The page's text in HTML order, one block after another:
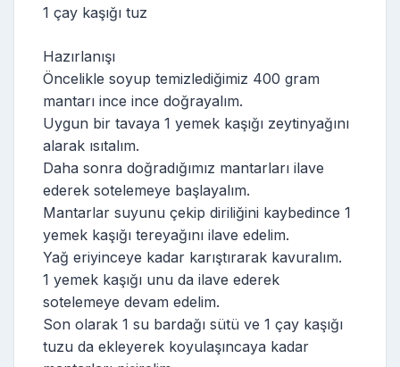
1 çay kaşığı tuz
Hazırlanışı
Öncelikle soyup temizlediğimiz 400 gram
mantarı ince ince doğrayalım.
Uygun bir tavaya 1 yemek kaşığı zeytinyağını
alarak ısıtalım.
Daha sonra doğradığımız mantarları ilave
ederek sotelemeye başlayalım.
Mantarlar suyunu çekip diriliğini kaybedince 1
yemek kaşığı tereyağını ilave edelim.
Yağ eriyinceye kadar karıştırarak kavuralım.
1 yemek kaşığı unu da ilave ederek
sotelemeye devam edelim.
Son olarak 1 su bardağı sütü ve 1 çay kaşığı
tuzu da ekleyerek koyulaşıncaya kadar